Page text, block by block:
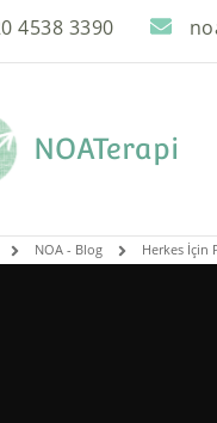
4538 3390
NOATerapi
NOA - Blog Herkes İçin